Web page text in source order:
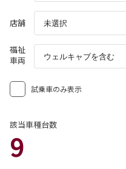
店舗
福祉
車両
試乗車のみ表示
該当車種台数
9